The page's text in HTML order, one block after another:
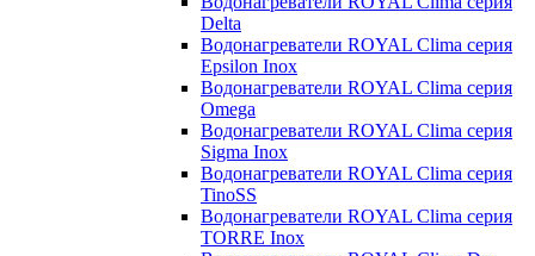
Delta
Водонагреватели ROYAL Clima серия
Epsilon Inox
Водонагреватели ROYAL Clima серия
Omega
Водонагреватели ROYAL Clima серия
Sigma Inox
Водонагреватели ROYAL Clima серия
TinoSS
Водонагреватели ROYAL Clima серия
TORRE Inox